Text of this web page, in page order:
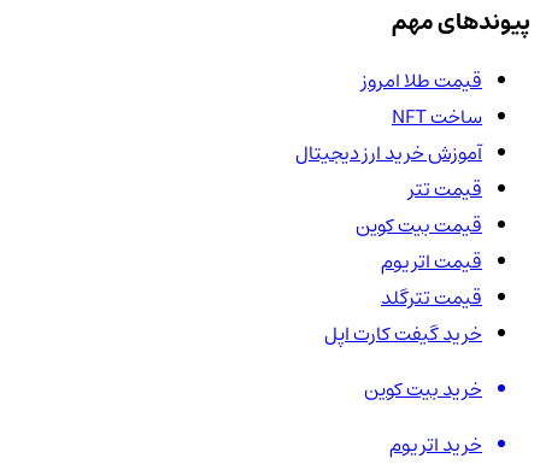
پیوندهای مهم
قیمت طلا امروز
ساخت NFT
آموزش خرید ارز دیجیتال
قیمت تتر
قیمت بیت کوین
قیمت اتریوم
قیمت تترگلد
خرید گیفت کارت اپل
خرید بیت کوین
خرید اتریوم